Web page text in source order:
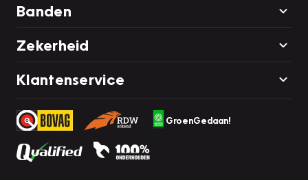
Banden
Zekerheid
Klantenservice
GroenGedaan!